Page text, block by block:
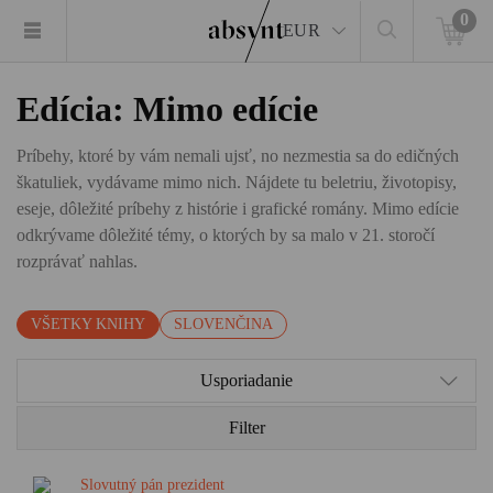
EUR
0
Edícia: Mimo edície
Príbehy, ktoré by vám nemali ujsť, no nezmestia sa do edičných
škatuliek, vydávame mimo nich. Nájdete tu beletriu, životopisy,
eseje, dôležité príbehy z histórie i grafické romány. Mimo edície
odkrývame dôležité témy, o ktorých by sa malo v 21. storočí
rozprávať nahlas.
VŠETKY KNIHY SLOVENČINA
Usporiadanie
Filter